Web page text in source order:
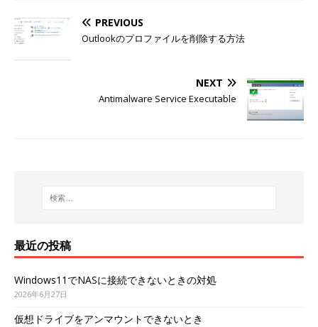
PREVIOUS
Outlookのプロファイルを削除する方法
NEXT
Antimalware Service Executable
最近の投稿
Windows11でNASに接続できないときの対処
2026年6月27日
仮想ドライブをアンマウントできないとき